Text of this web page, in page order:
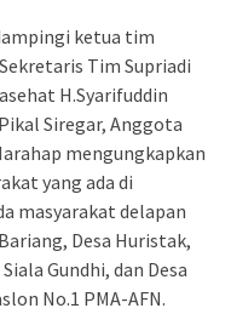
ketua tim
Tim Supriadi
H.Syarifuddin
Siregar, Anggota
mengungkapkan
yang ada di
masyarakat delapan
Desa Huristak,
Gundhi, dan Desa
No.1 PMA-AFN.